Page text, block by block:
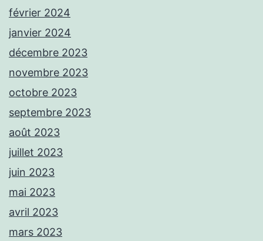
février 2024
janvier 2024
décembre 2023
novembre 2023
octobre 2023
septembre 2023
août 2023
juillet 2023
juin 2023
mai 2023
avril 2023
mars 2023